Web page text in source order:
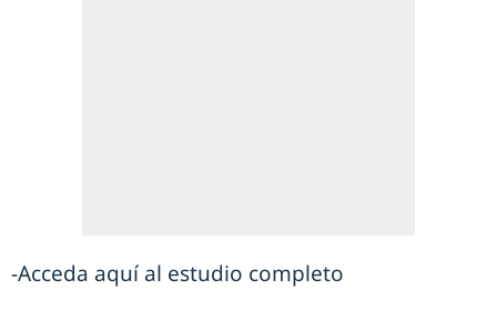
-Acceda aquí al estudio completo